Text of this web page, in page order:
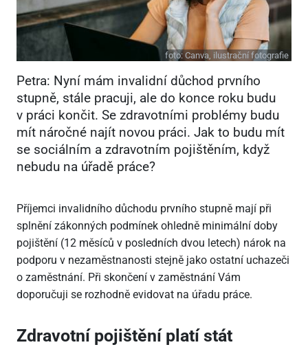
foto: Canva, ilustrační fotografie
Petra: Nyní mám invalidní důchod prvního
stupně, stále pracuji, ale do konce roku budu
v práci končit. Se zdravotními problémy budu
mít náročné najít novou práci. Jak to budu mít
se sociálním a zdravotním pojištěním, když
nebudu na úřadě práce?
Příjemci invalidního důchodu prvního stupně mají při
splnění zákonných podmínek ohledně minimální doby
pojištění (12 měsíců v posledních dvou letech) nárok na
podporu v nezaměstnanosti stejně jako ostatní uchazeči
o zaměstnání. Při skončení v zaměstnání Vám
doporučuji se rozhodně evidovat na úřadu práce.
Zdravotní pojištění platí stát